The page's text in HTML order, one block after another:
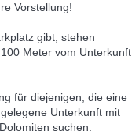
Vorstellung!
gibt, stehen
Meter vom Unterkunft
für diejenigen, die eine
Unterkunft mit
suchen.